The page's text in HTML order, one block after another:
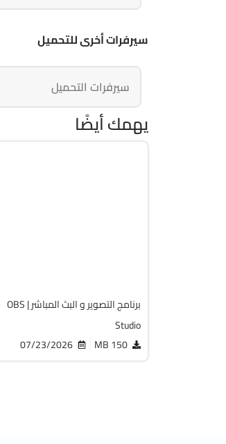
سيرفرات أخرى للتحميل
سيرفرات التحميل
يهمك أيضًا
برنامج التصوير و البث المباشر | OBS
Studio
150 MB
07/23/2026